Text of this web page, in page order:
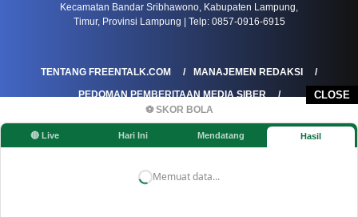
CLOSE
⚽ SKOR BOLA
🔴 Live Hari Ini Mendatang Hasil
Memuat data...
Kecamatan Bandar Sribhawono, Kabupaten Lampung,
Timur, Provinsi Lampung | Telp: 0857-0916-6915
TENTANG FREENTALK.COM
MANAJEMEN REDAKSI
PEDOMAN PEMBERITAAN MEDIA SIBER
PEDOMAN PEMBERITAAN RAMAH ANAK
KOREKSI & KLARIFIKASI
KEBIJAKAN IKLAN / ADVERTORIAL